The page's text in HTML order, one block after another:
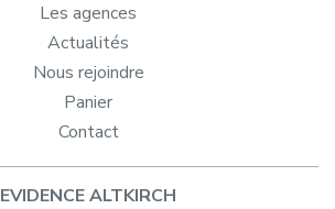
Les agences
Actualités
Nous rejoindre
Panier
Contact
EVIDENCE ALTKIRCH